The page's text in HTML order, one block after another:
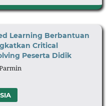
Learning Berbantuan
Critical
Peserta Didik